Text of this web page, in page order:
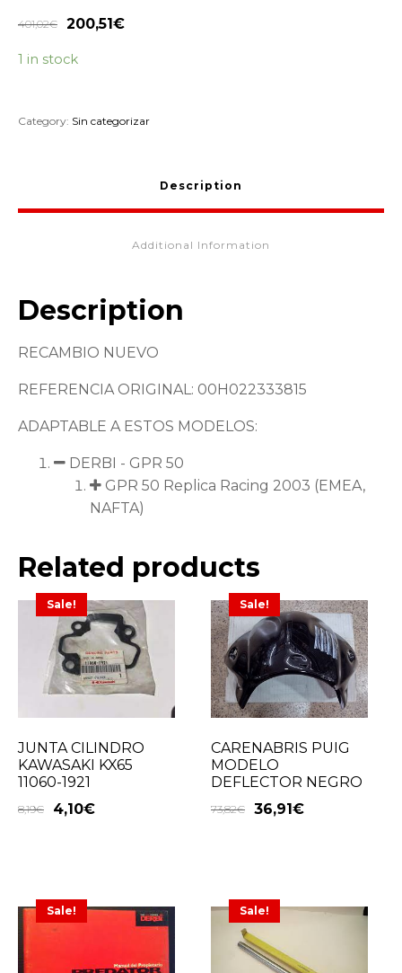
401,02€ 200,51€
1 in stock
Category: Sin categorizar
Description
Additional Information
Description
RECAMBIO NUEVO
REFERENCIA ORIGINAL: 00H022333815
ADAPTABLE A ESTOS MODELOS:
DERBI - GPR 50
GPR 50 Replica Racing 2003 (EMEA,
NAFTA)
Related products
Sale!
JUNTA CILINDRO
KAWASAKI KX65
11060-1921
8,19€ 4,10€
Sale!
CARENABRIS PUIG
MODELO
DEFLECTOR NEGRO
73,82€ 36,91€
Sale! Sale!